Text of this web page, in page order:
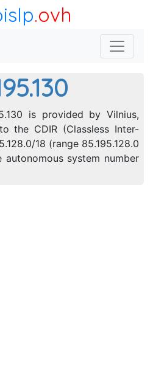
.ovh
is provided by Vilnius,
the CDIR (Classless Inter-
18 (range 85.195.128.0
autonomous system number